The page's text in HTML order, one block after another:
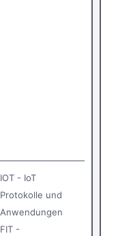
IOT - IoT
Protokolle und
Anwendungen
FIT -